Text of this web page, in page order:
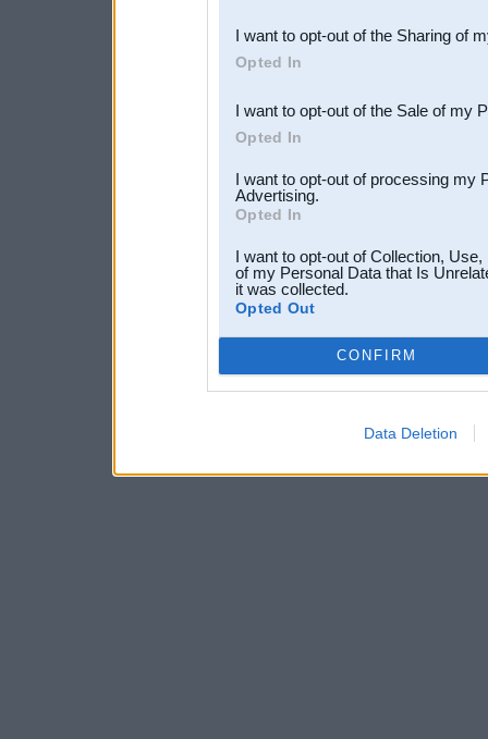
Downstream Participants
third parties.
I want to opt-out of the Sharing of
Opted In
I want to opt-out of the Sale of my
Opted In
I want to opt-out of processing my
Advertising.
Opted In
I want to opt-out of Collection,
of my Personal Data that Is
it was collected.
Opted Out
CONFIRM
Data Deletion